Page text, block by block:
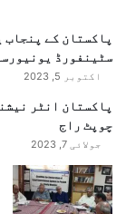
پاکستان کے پنجاب
سٹینفورڈ
اکتوبر 5, 2023
پاکستان انٹر
چوپٹ راج
جولائی 7, 2023